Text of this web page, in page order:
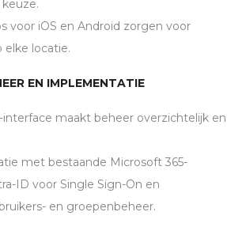
keuze.
voor iOS en Android zorgen voor
elke locatie.
EN IMPLEMENTATIE
interface maakt beheer overzichtelijk en
met bestaande Microsoft 365-
ID voor Single Sign-On en
en groepenbeheer.